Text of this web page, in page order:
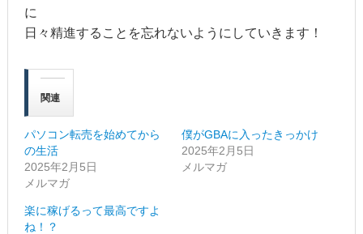
に
日々精進することを忘れないようにしていきます！
関連
パソコン転売を始めてから
の生活
2025年2月5日
メルマガ
僕がGBAに入ったきっかけ
2025年2月5日
メルマガ
楽に稼げるって最高ですよ
ね！？